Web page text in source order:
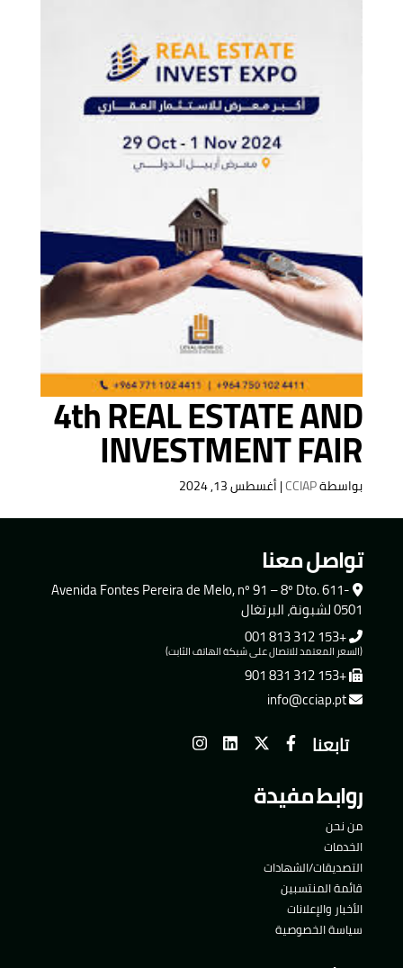
4th REAL ESTATE AND
INVESTMENT FAIR
بواسطةCCIAP
|أغسطس 13, 2024
تواصل معنا
Avenida Fontes Pereira de Melo, nº 91 – 8º Dto. 611-
0501 لشبونة، البرتغال
+153 312 813 001
(السعر المعتمد للاتصال على شبكة الهاتف الثابت)
+153 312 831 901
info@cciap.pt
تابعنا
روابط مفيدة
من نحن
الخدمات
التصديقات/الشهادات
قائمة المنتسبين
الأخبار والإعلانات
سياسة الخصوصية